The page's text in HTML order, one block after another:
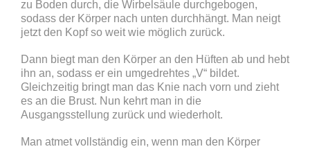
zu Boden durch, die Wirbelsäule durchgebogen,
sodass der Körper nach unten durchhängt. Man neigt
jetzt den Kopf so weit wie möglich zurück.
Dann biegt man den Körper an den Hüften ab und hebt
ihn an, sodass er ein umgedrehtes „V“ bildet.
Gleichzeitig bringt man das Knie nach vorn und zieht
es an die Brust. Nun kehrt man in die
Ausgangsstellung zurück und wiederholt.
Man atmet vollständig ein, wenn man den Körper